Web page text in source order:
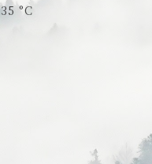
35 °C